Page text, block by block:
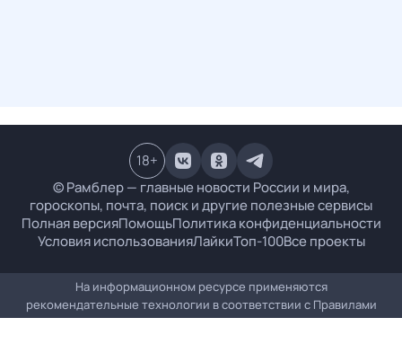
© Рамблер — главные новости России и мира,
гороскопы, почта, поиск и другие полезные сервисы
Полная версияПомощьПолитика конфиденциальности
Условия использованияЛайкиТоп-100Все проекты
18+
На информационном ресурсе применяются
рекомендательные технологии в соответствии с Правилами